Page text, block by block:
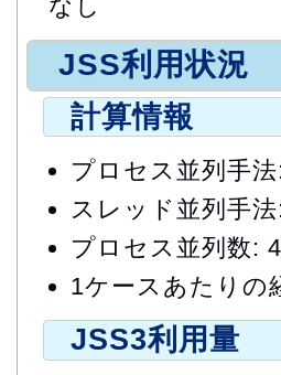
なし
JSS利用状況
計算情報
プロセス並列手
スレッド並列手
プロセス並列数:
1ケースあたりの
JSS3利用量